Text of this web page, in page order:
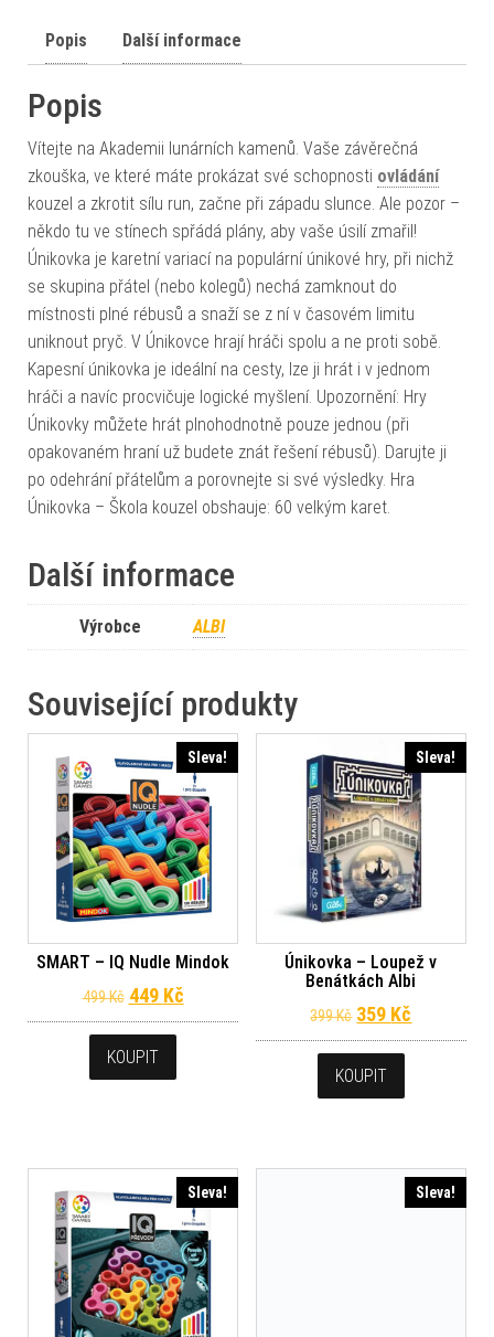
Popis Další informace
Popis
Vítejte na Akademii lunárních kamenů. Vaše závěrečná
zkouška, ve které máte prokázat své schopnosti ovládání
kouzel a zkrotit sílu run, začne při západu slunce. Ale pozor –
někdo tu ve stínech spřádá plány, aby vaše úsilí zmařil!
Únikovka je karetní variací na populární únikové hry, při nichž
se skupina přátel (nebo kolegů) nechá zamknout do
místnosti plné rébusů a snaží se z ní v časovém limitu
uniknout pryč. V Únikovce hrají hráči spolu a ne proti sobě.
Kapesní únikovka je ideální na cesty, lze ji hrát i v jednom
hráči a navíc procvičuje logické myšlení. Upozornění: Hry
Únikovky můžete hrát plnohodnotně pouze jednou (při
opakovaném hraní už budete znát řešení rébusů). Darujte ji
po odehrání přátelům a porovnejte si své výsledky. Hra
Únikovka – Škola kouzel obshauje: 60 velkým karet.
Další informace
Výrobce ALBI
Související produkty
Sleva!
SMART – IQ Nudle Mindok
499Kč Původní cena byla: 499 Kč.
449 KčAktuální cena je: 449 Kč.
KOUPIT
Sleva!
Únikovka – Loupež v
Benátkách Albi
399Kč Původní cena
359 Kč
KOUPIT
Sleva! Sleva!